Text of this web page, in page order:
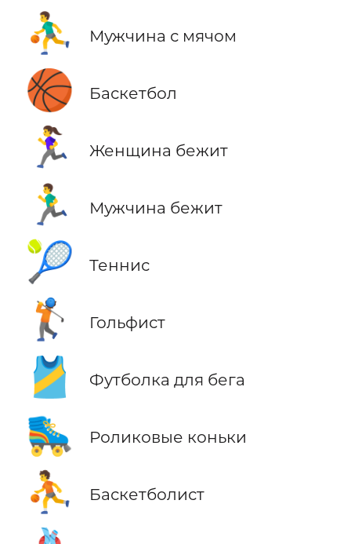
⛹️‍♂️ Мужчина с мячом
🏀 Баскетбол
🏃‍♀️ Женщина бежит
🏃‍♂️ Мужчина бежит
🎾 Теннис
🏌️ Гольфист
🎽 Футболка для бега
🛼 Роликовые коньки
⛹️ Баскетболист